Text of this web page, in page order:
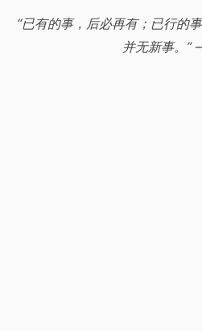
“已有的事，后必再有；已行的
并无新事。”